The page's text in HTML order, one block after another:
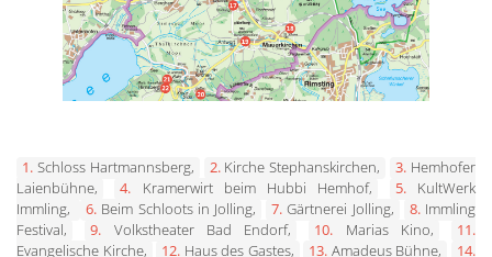
1. Schloss Hartmannsberg, 2.Kirche Stephanskirchen, 3. Hemhofer
Laienbühne,
4. Kramerwirt beim Hubbi Hemhof, 5.KultWerk
Immling,
6. Beim Schloots in Jolling, 7. Gärtnerei Jolling, 8.Immling
Festival,
9. Volkstheater Bad Endorf, 10. Marias Kino,
11.
Evangelische Kirche,
12. Haus des Gastes, 13. Amadeus Bühne,
14.